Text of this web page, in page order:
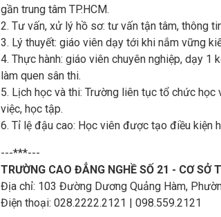
gần trung tâm TP.HCM.
2. Tư vấn, xử lý hồ sơ: tư vấn tận tâm, thông
3. Lý thuyết: giáo viên dạy tới khi nắm vững
4. Thực hành: giáo viên chuyên nghiệp, dạy
làm quen sân thi.
5. Lịch học và thi: Trường liên tục tổ chức
việc, học tập.
6. Tỉ lệ đậu cao: Học viên được tạo điều kiện
---***---
TRƯỜNG CAO ĐẲNG NGHỀ SỐ 21 - CƠ SỞ
Địa chỉ: 103 Đường Dương Quảng Hàm,
Điện thoại: 028.2222.2121 | 098.559.2121